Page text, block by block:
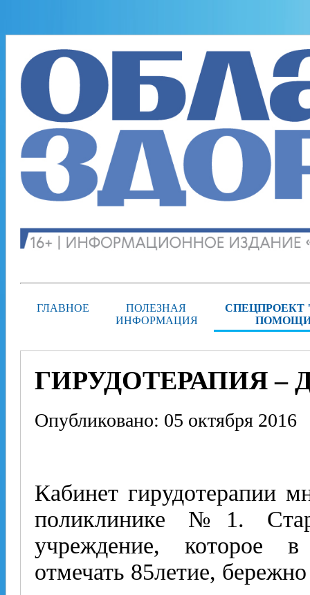
ГЛАВНОЕ
ПОЛЕЗНАЯ
ИНФОРМАЦИЯ
СПЕЦПРОЕКТ
ГИРУДОТЕРАПИЯ –
Опубликовано: 05 октября 2016
Кабинет гирудотерапии
поликлинике №1.
учреждение, которое
отмечать 85­летие,